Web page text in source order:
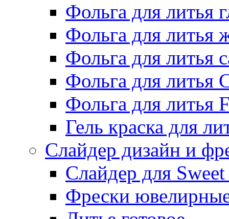
Фольга для литья
Фольга для литья
Фольга для литья
Фольга для литья
Фольга для литья
Гель краска для
Слайдер дизайн и
Слайдер для
Фрески